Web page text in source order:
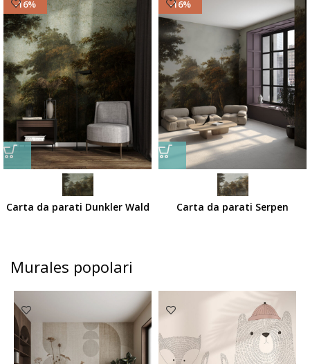
-16%
Carta da parati Dunkler Wald
-16%
Carta da parati Serpen
Murales popolari